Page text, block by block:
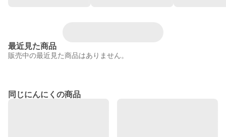
最近見た商品
販売中の最近見た商品はありません。
同じにんにくの商品